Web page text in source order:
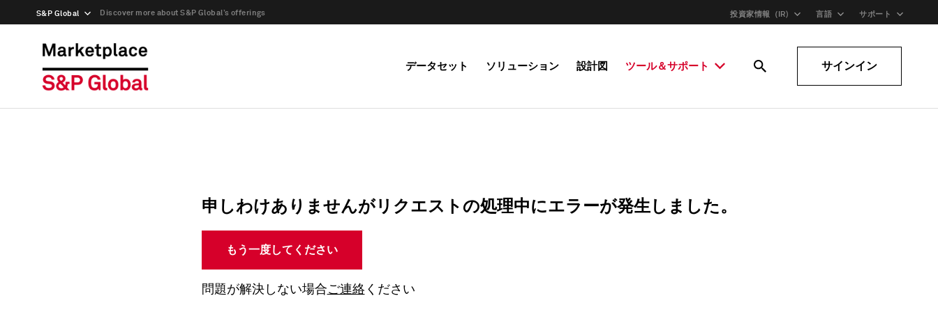
S&P Global Discover more about S&P Global’s offerings 投資家情報（IR) 言語 サポート
データセット ソリューション 設計図 ツール＆サポート サインイン
申しわけありませんがリクエストの処理中にエラーが発生しました。
もう一度してください
問題が解決しない場合ご連絡 ください